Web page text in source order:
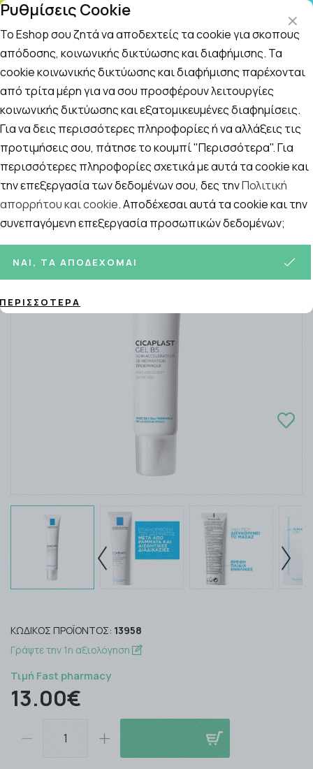
Αναζήτηση
Αρχική / Εταιρίες / La Roche Posay / La Roche Posay
La Roche Posay Cicaplast Gel B5
Με Αναπλαστική - Καταπραυντική
Δράση 40ml
ΚΩΔΙΚΌΣ ΠΡΟΪΌΝΤΟΣ: 13958
Γράψτε την 1η αξιολόγηση
Τιμή Fast pharmacy
13.00€
Ρυθμίσεις Cookie
Το Eshop σου ζητά να αποδεχτείς τα cookie για σκοπούς
απόδοσης, κοινωνικής δικτύωσης και διαφήμισης. Τα
cookie κοινωνικής δικτύωσης και διαφήμισης παρέχονται
από τρίτα μέρη για να σου προσφέρουν λειτουργίες
κοινωνικής δικτύωσης και εξατομικευμένες διαφημίσεις.
Για να δεις περισσότερες πληροφορίες ή να αλλάξεις τις
προτιμήσεις σου, πάτησε το κουμπί "Περισσότερα". Για
περισσότερες πληροφορίες σχετικά με αυτά τα cookie και
την επεξεργασία των δεδομένων σου, δες τηνΠολιτική
απορρήτου και cookie. Αποδέχεσαι αυτά τα cookie και την
συνεπαγόμενη επεξεργασία προσωπικών δεδομένων;
ΝΑΙ, ΤΑ ΑΠΟΔΈΧΟΜΑΙ
ΠΕΡΙΣΣΌΤΕΡΑ